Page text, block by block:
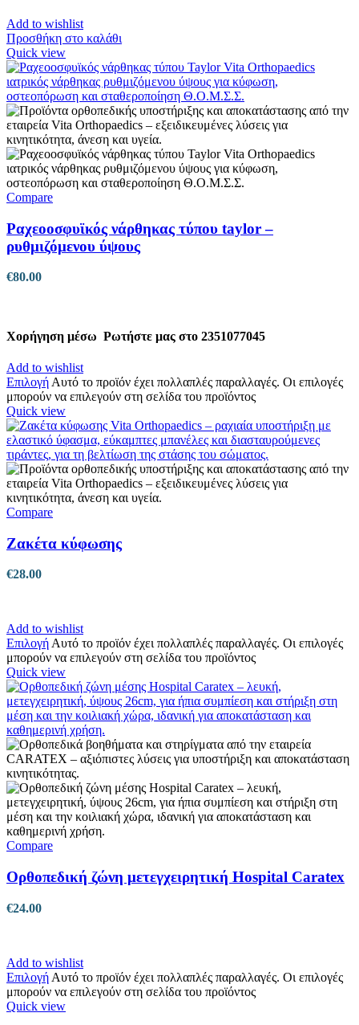
Add to wishlist
Προσθήκη στο καλάθι
Quick view
Compare
Ραχεοοσφυϊκός νάρθηκας τύπου taylor –
ρυθμιζόμενου ύψους
€80.00
Χορήγηση μέσω Ρωτήστε μας στο 2351077045
Add to wishlist
Επιλογή Αυτό το προϊόν έχει πολλαπλές παραλλαγές. Οι επιλογές
μπορούν να επιλεγούν στη σελίδα του προϊόντος
Quick view
Compare
Ζακέτα κύφωσης
€28.00
Add to wishlist
Επιλογή Αυτό το προϊόν έχει πολλαπλές παραλλαγές. Οι επιλογές
μπορούν να επιλεγούν στη σελίδα του προϊόντος
Quick view
Compare
Ορθοπεδική ζώνη μετεγχειρητική Hospital Caratex
€24.00
Add to wishlist
Επιλογή Αυτό το προϊόν έχει πολλαπλές παραλλαγές. Οι επιλογές
μπορούν να επιλεγούν στη σελίδα του προϊόντος
Quick view